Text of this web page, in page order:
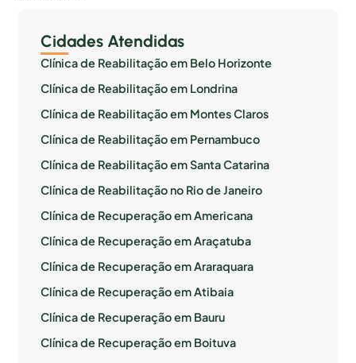
Cidades Atendidas
Clínica de Reabilitação em Belo Horizonte
Clínica de Reabilitação em Londrina
Clínica de Reabilitação em Montes Claros
Clínica de Reabilitação em Pernambuco
Clínica de Reabilitação em Santa Catarina
Clínica de Reabilitação no Rio de Janeiro
Clínica de Recuperação em Americana
Clínica de Recuperação em Araçatuba
Clínica de Recuperação em Araraquara
Clínica de Recuperação em Atibaia
Clínica de Recuperação em Bauru
Clínica de Recuperação em Boituva